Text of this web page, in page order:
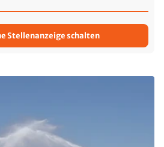
Stellenanzeige schalten